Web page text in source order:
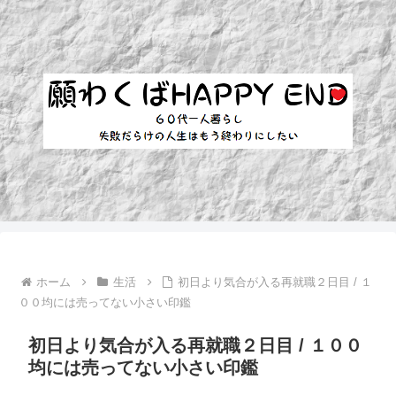
ホーム 生活
初日より気合が入る再就職２日目 / １
００均には売ってない小さい印鑑
初日より気合が入る再就職２日目 / １００
均には売ってない小さい印鑑